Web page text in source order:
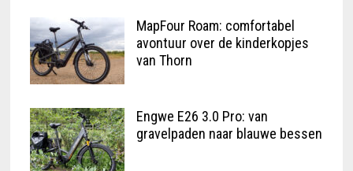
MapFour Roam: comfortabel
avontuur over de kinderkopjes
van Thorn
Engwe E26 3.0 Pro: van
gravelpaden naar blauwe bessen